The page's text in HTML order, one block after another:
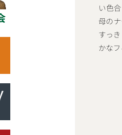
い色
母の
すっ
かな